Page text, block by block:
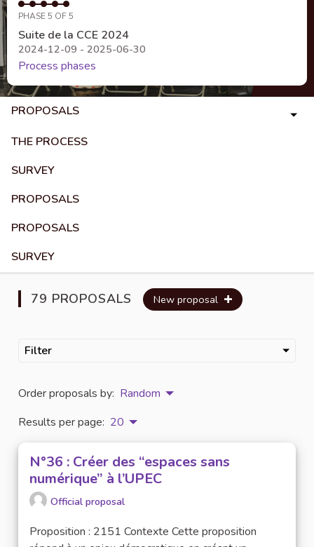
PHASE 5 OF 5
Suite de la CCE 2024
2024-12-09 - 2025-06-30
Process phases
PROPOSALS
THE PROCESS
SURVEY
PROPOSALS
PROPOSALS
SURVEY
79 PROPOSALS New proposal
Filter
Order proposals by: Random
Results per page: 20
N°36 : Créer des “espaces sans
numérique” à l’UPEC
Official proposal
Proposition : 2151 Contexte Cette proposition